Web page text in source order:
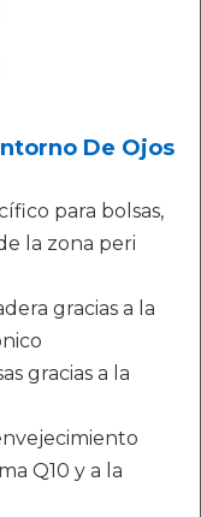
De Ojos
para bolsas,
la zona peri
gracias a la
gracias a la
Q10 y a la